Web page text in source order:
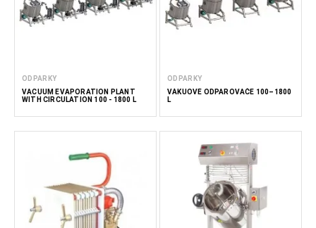
ODPARKY
VACUUM EVAPORATION PLANT
WITH CIRCULATION 100 - 1800 L
ODPARKY
VÁKUOVÉ ODPAROVAČE 100–1800
L